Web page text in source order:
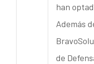
han
Además
de